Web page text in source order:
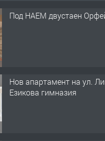
Под НАЕМ двустаен
Нов апартамент на ул.
Езикова гимназия